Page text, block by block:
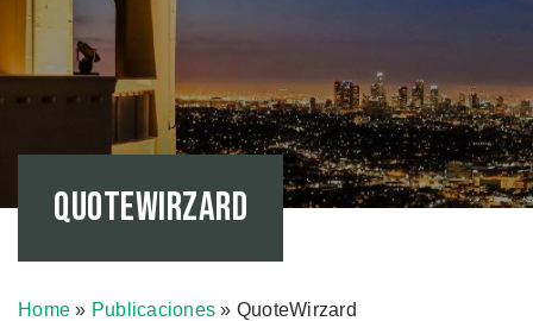
QuoteWirzard
Home » Publicaciones » QuoteWirzard